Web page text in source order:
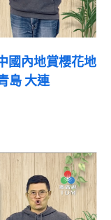
國內地賞櫻花地
島 大連